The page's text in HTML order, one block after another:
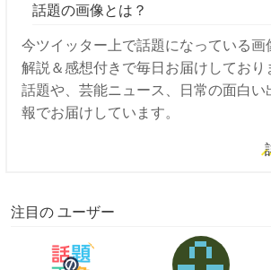
話題の画像とは？
今ツイッター上で話題になっている画
解説＆感想付きで毎日お届けしてお
話題や、芸能ニュース、日常の面白い
報でお届けしています。
注目の ユーザー